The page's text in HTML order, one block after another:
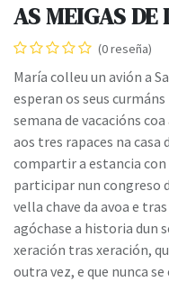
AS MEIGAS
(0 reseña)
María colleu un avión a
esperan os seus
semana de vacacións
aos tres rapaces na casa
compartir a estancia con
participar nun congreso
vella chave da avoa e
agóchase a historia dun
xeración tras xeración,
outra vez, e que nunca